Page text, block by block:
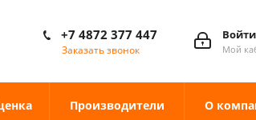
Войти
Мой
+7 4872 377 447
Заказать звонок
Производители О